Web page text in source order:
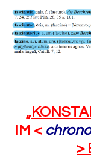
„
IM <
>